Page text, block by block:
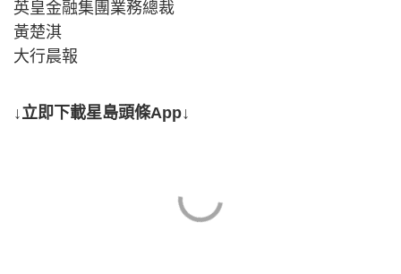
英皇金融集團業務總裁
黃楚淇
大行晨報
↓立即下載星島頭條App↓